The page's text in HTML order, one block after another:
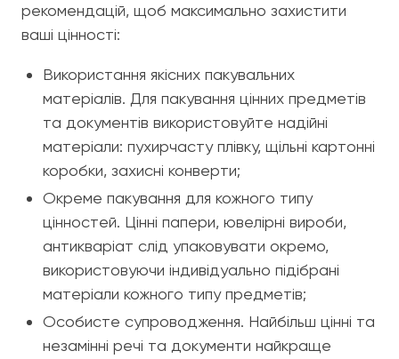
рекомендацій, щоб максимально захистити
ваші цінності:
Використання якісних пакувальних
матеріалів. Для пакування цінних предметів
та документів використовуйте надійні
матеріали: пухирчасту плівку, щільні картонні
коробки, захисні конверти;
Окреме пакування для кожного типу
цінностей. Цінні папери, ювелірні вироби,
антикваріат слід упаковувати окремо,
використовуючи індивідуально підібрані
матеріали кожного типу предметів;
Особисте супроводження. Найбільш цінні та
незамінні речі та документи найкраще